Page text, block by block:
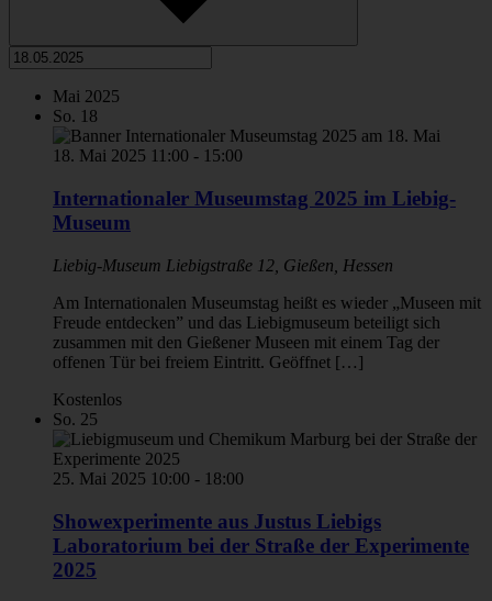
Mai 2025
So. 18
18. Mai 2025 11:00 - 15:00
Internationaler Museumstag 2025 im Liebig-
Museum
Liebig-Museum Liebigstraße 12, Gießen, Hessen
Am Internationalen Museumstag heißt es wieder „Museen mit
Freude entdecken” und das Liebigmuseum beteiligt sich
zusammen mit den Gießener Museen mit einem Tag der
offenen Tür bei freiem Eintritt. Geöffnet […]
Kostenlos
So. 25
25. Mai 2025 10:00 - 18:00
Showexperimente aus Justus Liebigs
Laboratorium bei der Straße der Experimente
2025